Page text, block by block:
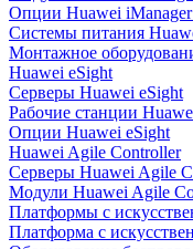
Опции Huawei
Системы питания
Монтажное
Huawei eSight
Серверы Huawei eSight
Рабочие станции
Опции Huawei eSight
Huawei Agile Controller
Серверы Huawei Agile
Модули Huawei Agile
Платформы с
Платформа с